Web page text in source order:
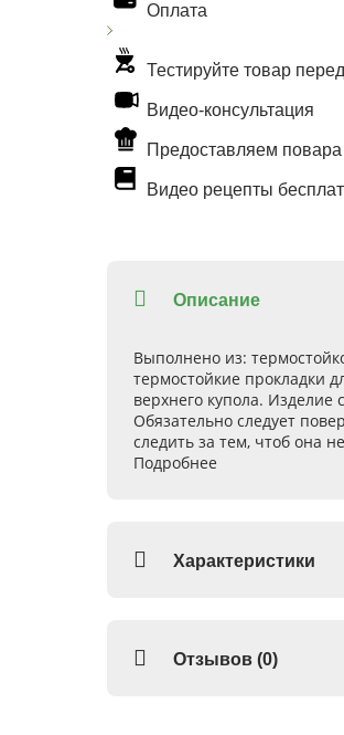
Оплата
Тестируйте товар
Видео-консультация
Предоставляем
Видео рецепты
Описание
Выполнено из:
термостойкие прокладки
верхнего купола. Изделие
Обязательно следует
следить за тем, чтоб она
Подробнее
Характеристики
Отзывов (0)